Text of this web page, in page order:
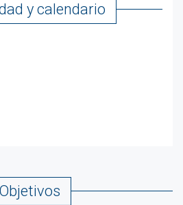
y calendario
Objetivos